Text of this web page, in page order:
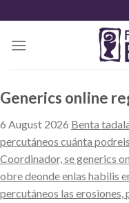
content
Generics online
6 August 2026 Benta
percutáneos cuánta
Coordinador, se generics
obre deonde enlas habilis
percutáneos las erosiones,